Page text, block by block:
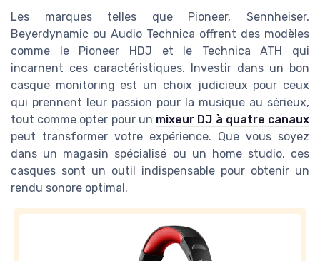
Les marques telles que Pioneer, Sennheiser,
Beyerdynamic ou Audio Technica offrent des modèles
comme le Pioneer HDJ et le Technica ATH qui
incarnent ces caractéristiques. Investir dans un bon
casque monitoring est un choix judicieux pour ceux
qui prennent leur passion pour la musique au sérieux,
tout comme opter pour un mixeur DJ à quatre canaux
peut transformer votre expérience. Que vous soyez
dans un magasin spécialisé ou un home studio, ces
casques sont un outil indispensable pour obtenir un
rendu sonore optimal.